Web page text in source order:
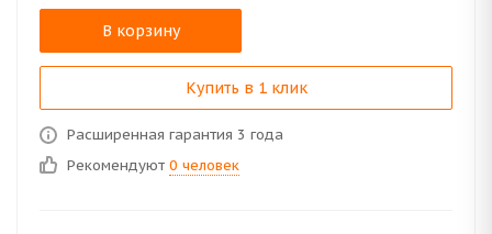
В корзину
Купить в 1 клик
Расширенная гарантия 3 года
Рекомендуют 0 человек